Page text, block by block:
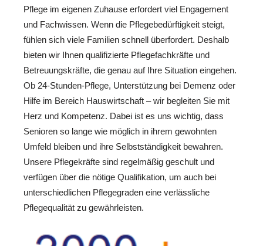
Pflege im eigenen Zuhause erfordert viel Engagement
und Fachwissen. Wenn die Pflegebedürftigkeit steigt,
fühlen sich viele Familien schnell überfordert. Deshalb
bieten wir Ihnen qualifizierte Pflegefachkräfte und
Betreuungskräfte, die genau auf Ihre Situation eingehen.
Ob 24-Stunden-Pflege, Unterstützung bei Demenz oder
Hilfe im Bereich Hauswirtschaft – wir begleiten Sie mit
Herz und Kompetenz. Dabei ist es uns wichtig, dass
Senioren so lange wie möglich in ihrem gewohnten
Umfeld bleiben und ihre Selbstständigkeit bewahren.
Unsere Pflegekräfte sind regelmäßig geschult und
verfügen über die nötige Qualifikation, um auch bei
unterschiedlichen Pflegegraden eine verlässliche
Pflegequalität zu gewährleisten.